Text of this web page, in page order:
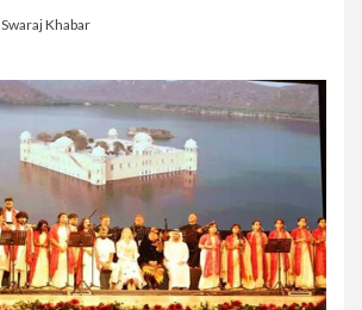
Swaraj Khabar